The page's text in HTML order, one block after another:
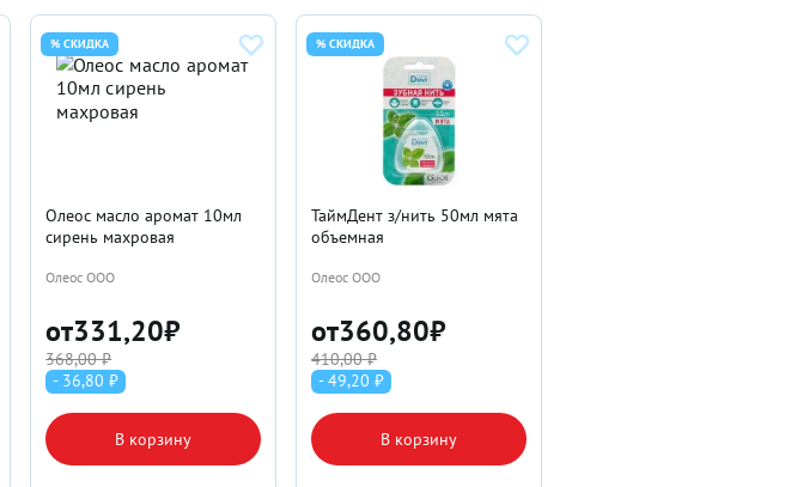
% СКИДКА
Олеос масло аромат 10мл
сирень махровая
Олеос ООО
от331,20₽
368,00 ₽
- 36,80 ₽
В корзину
% СКИДКА
ТаймДент з/нить 50мл мята
объемная
Олеос ООО
от360,80₽
410,00 ₽
- 49,20 ₽
В корзину